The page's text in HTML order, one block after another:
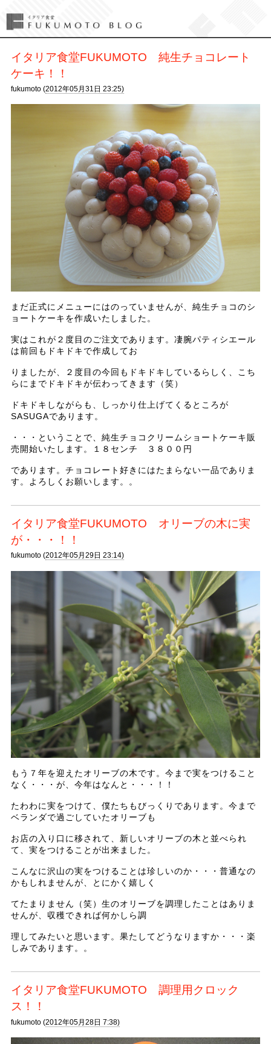
イタリア食堂FUKUMOTO 純生チョコレート
ケーキ！！
fukumoto (2012年05月31日 23:25)
まだ正式にメニューにはのっていませんが、純生チョコのシ
ョートケーキを作成いたしました。
実はこれが２度目のご注文であります。凄腕パティシエール
は前回もドキドキで作成してお
りましたが、２度目の今回もドキドキしているらしく、こち
らにまでドキドキが伝わってきます（笑）
ドキドキしながらも、しっかり仕上げてくるところが
SASUGAであります。
・・・ということで、純生チョコクリームショートケーキ販
売開始いたします。１８センチ ３８００円
であります。チョコレート好きにはたまらない一品でありま
す。よろしくお願いします。。
イタリア食堂FUKUMOTO オリーブの木に実
が・・・！！
fukumoto (2012年05月29日 23:14)
もう７年を迎えたオリーブの木です。今まで実をつけること
なく・・・が、今年はなんと・・・！！
たわわに実をつけて、僕たちもびっくりであります。今まで
ベランダで過ごしていたオリーブも
お店の入り口に移されて、新しいオリーブの木と並べられ
て、実をつけることが出来ました。
こんなに沢山の実をつけることは珍しいのか・・・普通なの
かもしれませんが、とにかく嬉しく
てたまりません（笑）生のオリーブを調理したことはありま
せんが、収穫できれば何かしら調
理してみたいと思います。果たしてどうなりますか・・・楽
しみであります。。
イタリア食堂FUKUMOTO 調理用クロック
ス！！
fukumoto (2012年05月28日 7:38)